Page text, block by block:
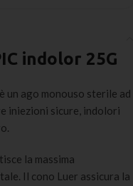
indolor 25G
è un ago monouso sterile ad
iniezioni sicure, indolori
la massima
Il cono Luer assicura la